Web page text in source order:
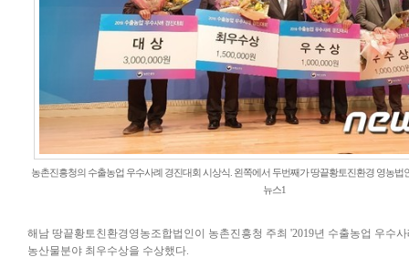
농촌진흥청의 수출농업 우수사례 경진대회 시상식. 왼쪽에서 두번째가 땅끝황토진환경 영농법
뉴스1
해남 땅끝황토친환경영농조합법인이 농촌진흥청 주최 '2019년 수출농업 우수
농산물분야 최우수상을 수상했다.